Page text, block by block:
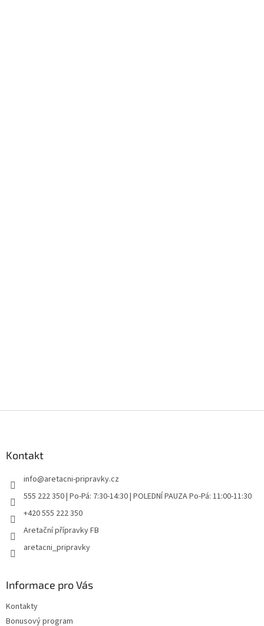
Kontakt
info@aretacni-pripravky.cz
555 222 350 | Po-Pá: 7:30-14:30 | POLEDNÍ PAUZA Po-Pá: 11:00-11:30
+420 555 222 350
Aretační přípravky FB
aretacni_pripravky
Informace pro Vás
Kontakty
Bonusový program